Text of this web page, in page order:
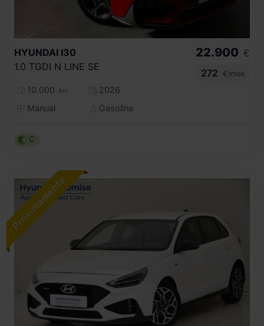
HYUNDAI I30
1.0 TGDI N LINE SE
10.000 km
2026
Manual
Gasolina
22.900 €
272
€/mes
C